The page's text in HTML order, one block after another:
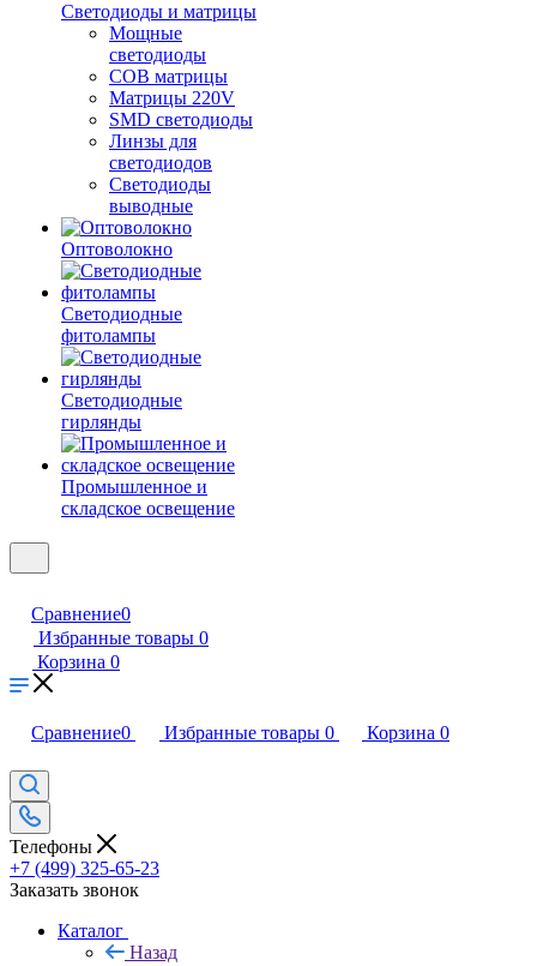
Светодиоды и матрицы
Мощные
светодиоды
COB матрицы
Матрицы 220V
SMD светодиоды
Линзы для
светодиодов
Светодиоды
выводные
Оптоволокно
Светодиодные
фитолампы
Светодиодные
гирлянды
Промышленное и
складское освещение
Сравнение0
Избранные товары 0
Корзина 0
Сравнение0 Избранные товары 0 Корзина 0
Телефоны
+7 (499) 325-65-23
Заказать звонок
Каталог
Назад